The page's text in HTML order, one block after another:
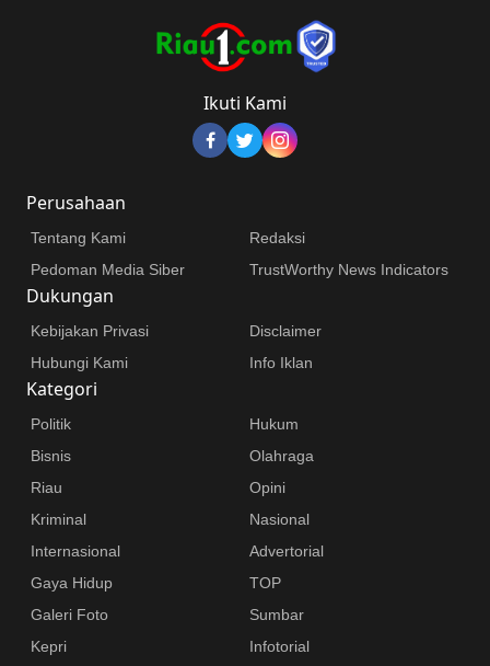
Ikuti Kami
Perusahaan
Tentang Kami
Redaksi
Pedoman Media Siber
TrustWorthy News Indicators
Dukungan
Kebijakan Privasi
Disclaimer
Hubungi Kami
Info Iklan
Kategori
Politik
Hukum
Bisnis
Olahraga
Riau
Opini
Kriminal
Nasional
Internasional
Advertorial
Gaya Hidup
TOP
Galeri Foto
Sumbar
Kepri
Infotorial